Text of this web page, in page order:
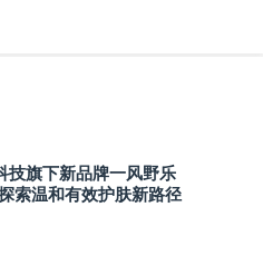
技旗下新品牌一风野乐
索温和有效护肤新路径